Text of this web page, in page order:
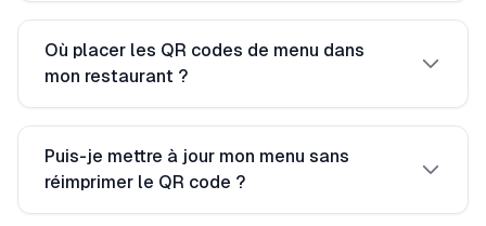
Où placer les QR codes de menu dans
mon restaurant ?
Puis-je mettre à jour mon menu sans
réimprimer le QR code ?